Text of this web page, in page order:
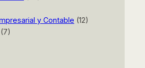
(ADGG020PO)
de Excel
y Contable (12)
(7)